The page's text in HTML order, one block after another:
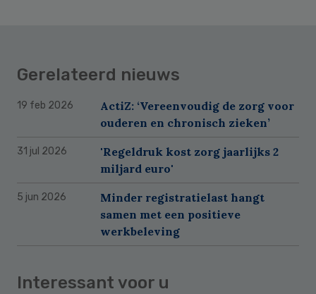
Gerelateerd nieuws
19 feb 2026
ActiZ: ‘Vereenvoudig de zorg voor
ouderen en chronisch zieken’
31 jul 2026
'Regeldruk kost zorg jaarlijks 2
miljard euro'
5 jun 2026
Minder registratielast hangt
samen met een positieve
werkbeleving
Interessant voor u